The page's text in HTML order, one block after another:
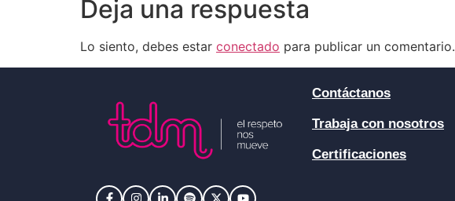
Deja una respuesta
Lo siento, debes estar conectado para publicar un comentario.
Contáctanos
Trabaja con nosotros
Certificaciones